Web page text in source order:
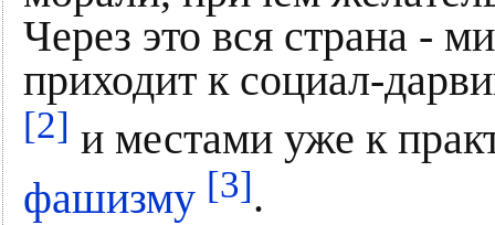
Через это вся страна -
приходит к социал-
[2] и местами уже к
фашизму [3].